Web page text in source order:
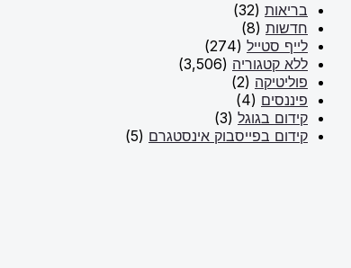
בריאות (32)
חדשות (8)
לייף סטייל (274)
ללא קטגוריה (3,506)
פוליטיקה (2)
פיננסים (4)
קידום בגוגל (3)
קידום בפייסבוק אינסטגרם (5)